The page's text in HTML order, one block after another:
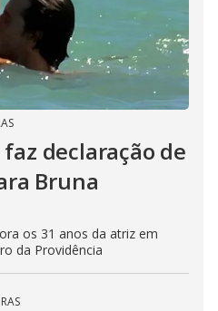
declaração de
Bruna
os 31 anos da atriz em
da Providência